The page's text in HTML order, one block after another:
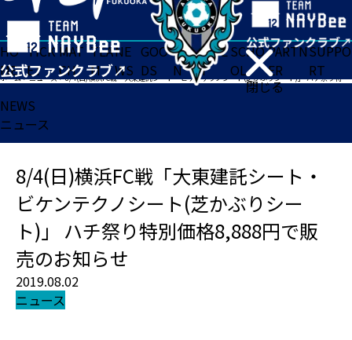
閉じる
HO
ME
TICK
ET
MAT
CH
TEA
M
NE
WS
GOO
DS
FA
N
ACADE
MY
SCHO
OL
PARTN
ER
SUPPO
RT
ホーム>ニュース>8/4(日)横浜FC戦「大東建託シート・ビケンテクノシート(芝かぶりシート)」 ハチ祭り特別価格8,888円で販売のお知らせ
NEWS
ニュース
8/4(日)横浜FC戦「大東建託シート・
ビケンテクノシート(芝かぶりシー
ト)」 ハチ祭り特別価格8,888円で販
売のお知らせ
2019.08.02
ニュース